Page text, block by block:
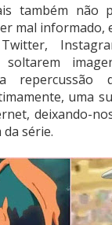
também não
mal informado,
soltarem
repercussão
uma
deixando-
série.